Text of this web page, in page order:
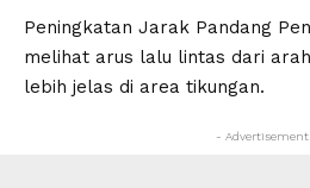
​Peningkatan Jarak Pandang
melihat arus lalu lintas dari
lebih jelas di area tikungan.
-